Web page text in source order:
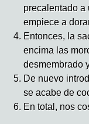
precalentado a
empiece a
Entonces, la
encima las
desmembrado
De nuevo
se acabe de
En total, nos